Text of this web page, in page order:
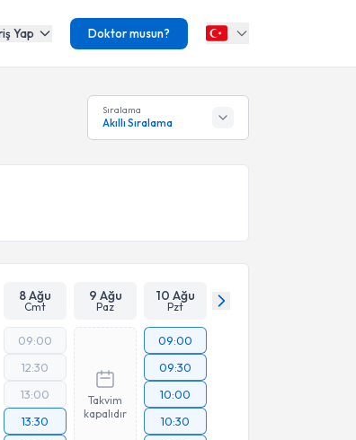
Yap Doktor musun?
Sıralama
Akıllı Sıralama
8 Ağu
Cmt
9 Ağu
Paz
10 Ağu
Pzt
09:00
12:30
13:00
13:30
Takvim
kapalıdır
09:00
09:30
10:00
10:30